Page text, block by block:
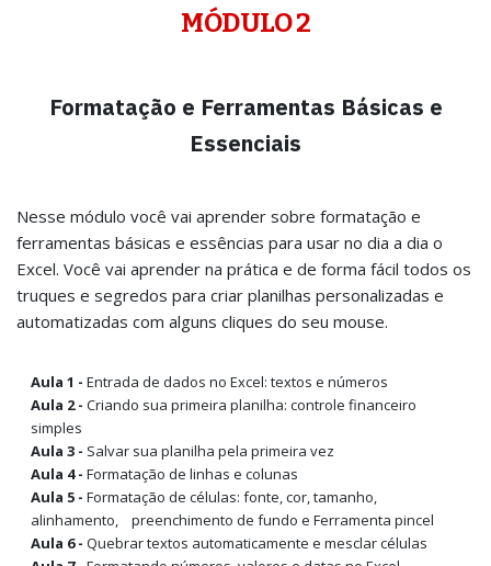
MÓDULO 2
Formatação e Ferramentas Básicas e
Essenciais
Nesse módulo você vai aprender sobre formatação e
ferramentas básicas e essências para usar no dia a dia o
Excel. Você vai aprender na prática e de forma fácil todos os
truques e segredos para criar planilhas personalizadas e
automatizadas com alguns cliques do seu mouse.
Aula 1 - Entrada de dados no Excel: textos e números
Aula 2 - Criando sua primeira planilha: controle financeiro
simples
Aula 3 - Salvar sua planilha pela primeira vez
Aula 4 - Formatação de linhas e colunas
Aula 5 - Formatação de células: fonte, cor, tamanho,
alinhamento, preenchimento de fundo e Ferramenta pincel
Aula 6 - Quebrar textos automaticamente e mesclar células